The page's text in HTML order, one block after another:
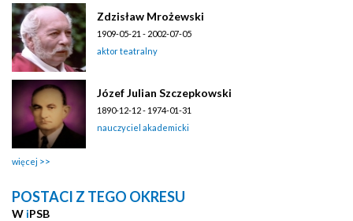
Zdzisław Mrożewski
1909-05-21 - 2002-07-05
aktor teatralny
Józef Julian Szczepkowski
1890-12-12 - 1974-01-31
nauczyciel akademicki
więcej
POSTACI Z TEGO OKRESU
W iPSB